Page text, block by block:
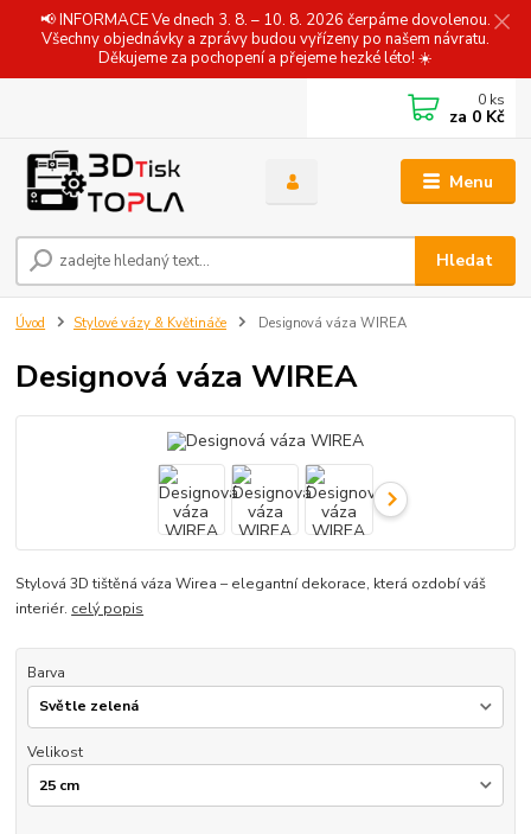
📢 INFORMACE Ve dnech 3. 8. – 10. 8. 2026 čerpáme dovolenou.
Všechny objednávky a zprávy budou vyřízeny po našem návratu.
Děkujeme za pochopení a přejeme hezké léto! ☀️
Menu
Hledat
0 ks
za 0 Kč
Úvod Stylové vázy & Květináče Designová váza WIREA
Designová váza WIREA
Stylová 3D tištěná váza Wirea – elegantní dekorace, která ozdobí váš
interiér. celý popis
Barva
Velikost